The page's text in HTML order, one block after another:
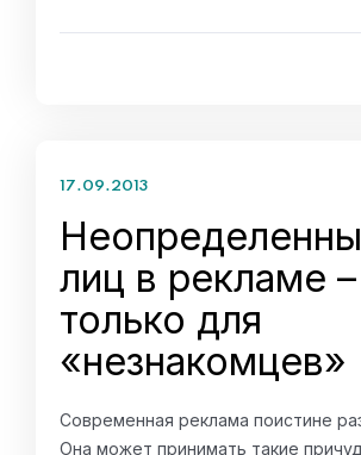
17.09.2013
лиц в рекламе –
только для
«незнакомцев»
Современная реклама поистине
Она может принимать такие